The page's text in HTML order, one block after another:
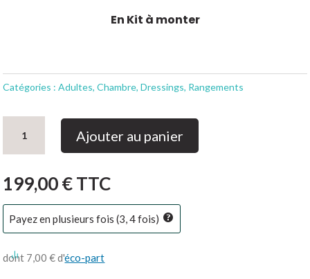
En Kit à monter
Catégories :Adultes,Chambre,Dressings, Rangements
Armoire
EVA
Blanc
Ajouter au panier
199,00€TTC
Payez en plusieurs fois (3, 4 fois)
dont 7,00 € d'éco-part